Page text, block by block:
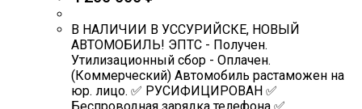
В НАЛИЧИИ В УССУРИЙСКЕ, НОВЫЙ
АВТОМОБИЛЬ! ЭПТС - Получен.
Утилизационный сбор - Оплачен.
(Коммерческий) Автомобиль растаможен на
юр. лицо. ✅ РУСИФИЦИРОВАН ✅